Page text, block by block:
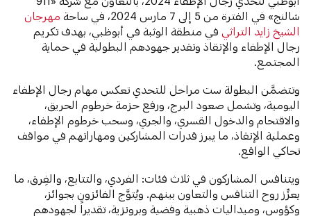
شالنج» في الفترة من 5 إلى 7 مارس 2024، في ساحة
مهرجان
الشيخ زايد التراثي في منطقة الوثبة في أبوظبي، بهدف تكريم
رجال الإطفاء والإنقاذ وتقدير جهودهم البطولية في حماية
المجتمع.
وتتضمَّن البطولة ست مراحل للتحدي تعكس مهام رجال الإطفاء
اليومية، وتشمل صعود البرج، ورفع حزمة خرطوم الحريق،
والاقتحام والدخول القسري، والجري، وسحب خرطوم الإطفاء،
وعملية الإنقاذ، ما يبرز قدرات المشاركين ومهاراتهم في مواقف
تحاكي الواقع.
ويتنافس المشاركون في ثلاث فئات: الفردي، والتتابع، والفِرق، ما
يعزِّز روح التنافس والتعاون بينهم. ويُتوَّج الفائزون بجوائز،
وكؤوس، وميداليات ذهبية وفضية وبرونزية، تقديراً لجهودهم